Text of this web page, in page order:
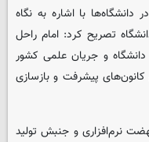
با اشاره به نگاه
تصریح کرد: امام راحل
و جریان علمی کشور
کانون‌های پیشرفت و بازسازی
نرم‌افزاری و جنبش تولید